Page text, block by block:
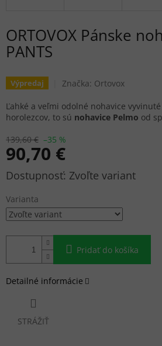
ORTOVOX Pánske
PANTS
Výpredaj Značka: Ortovox
139,60 € –35 %
90,70 €
Jednotková
Zvoľte variant
Varianta
Pridať do košíka
Ľahké a veľmi odolné nohavice
horolezcov, to sú nohavice Pelmo od
Detailné informácie
STRÁŽIŤ